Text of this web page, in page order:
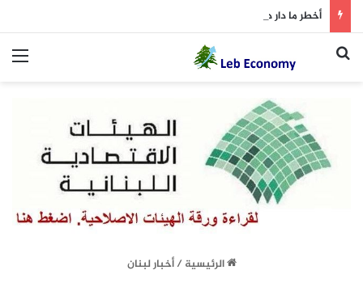
أخطر ما دار داخل غرفة المفاوضات
بحث عن
الرئيسية / أخبار لبنان